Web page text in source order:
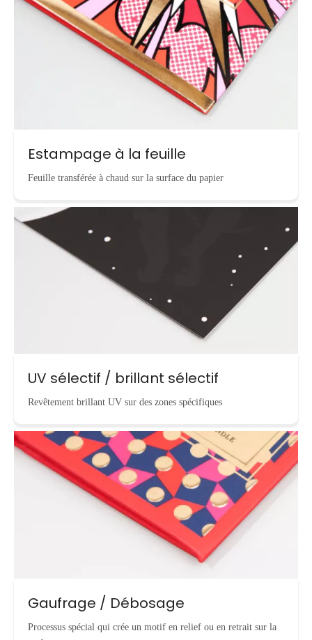
Estampage à la feuille
Feuille transférée à chaud sur la surface du papier
UV sélectif / brillant sélectif
Revêtement brillant UV sur des zones spécifiques
Gaufrage / Débosage
Processus spécial qui crée un motif en relief ou en retrait sur la